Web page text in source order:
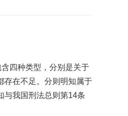
四种类型，分别是关于
存在不足。分则明知属于
与我国刑法总则第14条